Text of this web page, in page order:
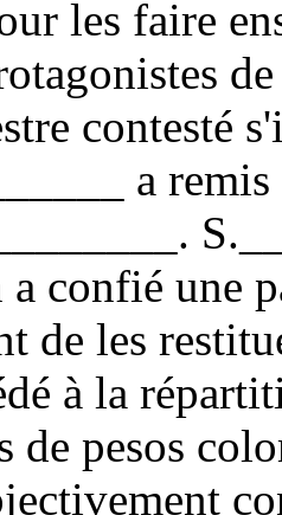
les faire
contesté
a
confié une
de les
à la
de pesos